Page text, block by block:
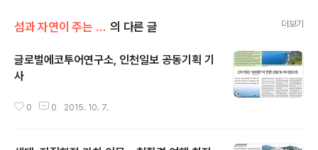
섬과 자연이 주는 위로 의 다른 글 더보기
글로벌에코투어연구소, 인천일보 공동기획 기
사
0 0 2015. 10. 7.